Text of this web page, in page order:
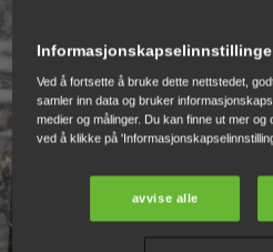
Ved å fortsette å bruke dette nettstedet,
samler inn data og bruker
medier og målinger. Du kan finne ut mer
ved å klikke på
avvise alle